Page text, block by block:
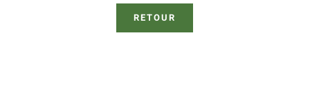
RETOUR